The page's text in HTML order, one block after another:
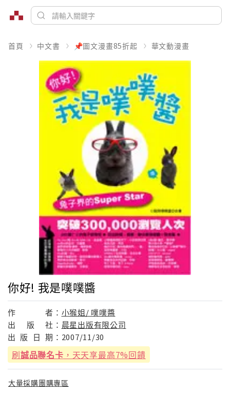
首頁 中文書 📌圖文漫畫85折起 華文動漫畫
你好! 我是噗噗醬
作 者： 小猴姐/ 噗噗醬
出
版 社： 晨星出版有限公司
出 版 日 期： 2007/11/30
刷誠品聯名卡 ，天天享最高7%回饋
大量採購團購專區